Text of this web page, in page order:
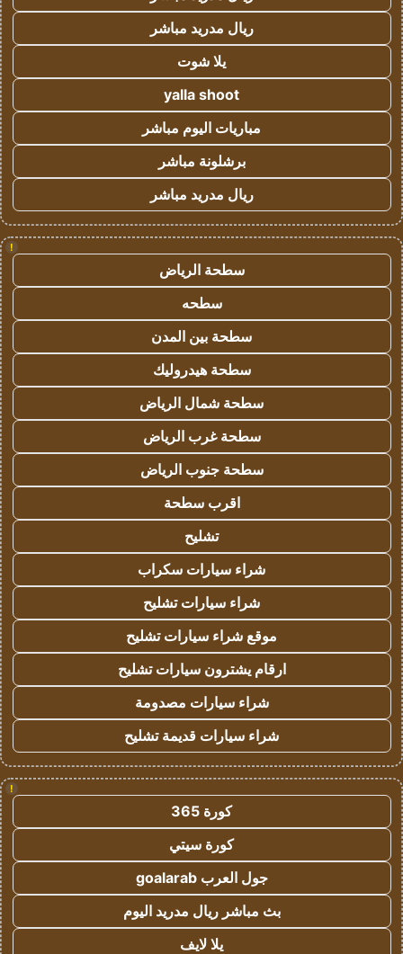
ريال مدريد مباشر
يلا شوت
yalla shoot
مباريات اليوم مباشر
برشلونة مباشر
ريال مدريد مباشر
!
سطحة الرياض
سطحه
سطحة بين المدن
سطحة هيدروليك
سطحة شمال الرياض
سطحة غرب الرياض
سطحة جنوب الرياض
اقرب سطحة
تشليح
شراء سيارات سكراب
شراء سيارات تشليح
موقع شراء سيارات تشليح
ارقام يشترون سيارات تشليح
شراء سيارات مصدومة
شراء سيارات قديمة تشليح
!
كورة 365
كورة سيتي
جول العرب goalarab
بث مباشر ريال مدريد اليوم
يلا لايف